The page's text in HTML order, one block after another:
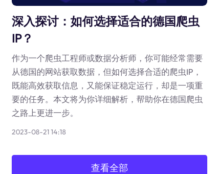
深入探讨：如何选择适合的德国爬虫
IP？
作为一个爬虫工程师或数据分析师，你可能经常需要
从德国的网站获取数据，但如何选择合适的爬虫IP，
既能高效获取信息，又能保证稳定运行，却是一项重
要的任务。本文将为你详细解析，帮助你在德国爬虫
之路上更进一步。
2023-08-21 14:18
查看全部